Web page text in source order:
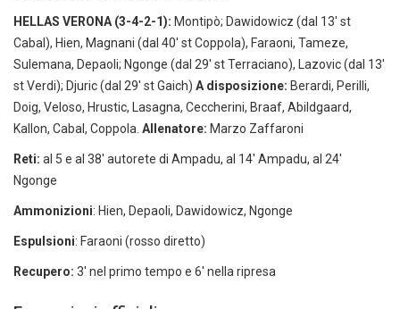
HELLAS VERONA (3-4-2-1): Montipò; Dawidowicz (dal 13' st
Cabal), Hien, Magnani (dal 40' st Coppola), Faraoni, Tameze,
Sulemana, Depaoli; Ngonge (dal 29' st Terraciano), Lazovic (dal 13'
st Verdi); Djuric (dal 29' st Gaich) A disposizione: Berardi, Perilli,
Doig, Veloso, Hrustic, Lasagna, Ceccherini, Braaf, Abildgaard,
Kallon, Cabal, Coppola. Allenatore: Marzo Zaffaroni
Reti: al 5 e al 38' autorete di Ampadu, al 14' Ampadu, al 24'
Ngonge
Ammonizioni: Hien, Depaoli, Dawidowicz, Ngonge
Espulsioni: Faraoni (rosso diretto)
Recupero: 3' nel primo tempo e 6' nella ripresa